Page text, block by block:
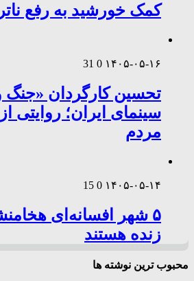
کمک خورشید به رفع
۱۴۰۵-۰۵-۱۶ 0
31
تحسین کارگردان «جنگ
سینمای ایران؛
مردم
۱۴۰۵-۰۵-۱۴ 0
15
۵ شهر افسانه‌ای
زنده هستند
محبوب ترین نوشته ها